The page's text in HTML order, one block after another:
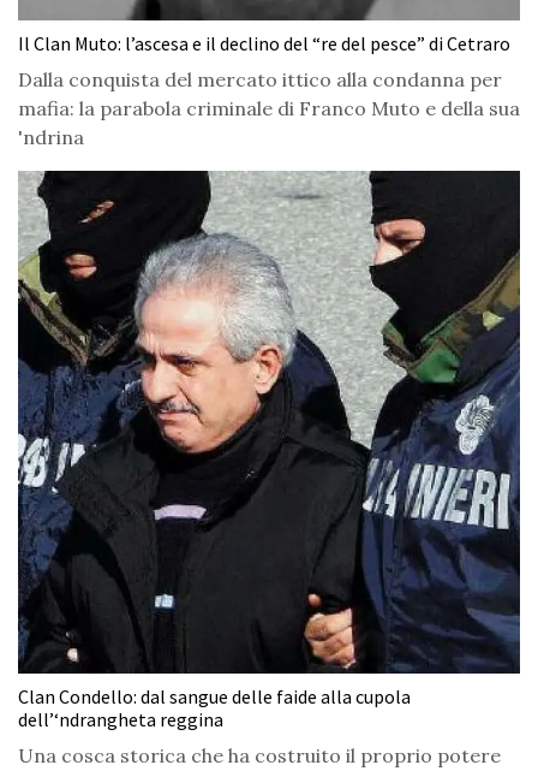
Il Clan Muto: l’ascesa e il declino del “re del pesce” di Cetraro
Dalla conquista del mercato ittico alla condanna per
mafia: la parabola criminale di Franco Muto e della sua
'ndrina
Clan Condello: dal sangue delle faide alla cupola
dell’‘ndrangheta reggina
Una cosca storica che ha costruito il proprio potere